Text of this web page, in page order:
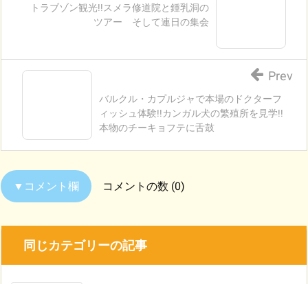
トラブゾン観光!!スメラ修道院と鍾乳洞の
ツアー そして連日の集会
バルクル・カプルジャで本場のドクターフ
ィッシュ体験!!カンガル犬の繁殖所を見学!!
本物のチーキョフテに舌鼓
Prev
コメントの数 (0)
同じカテゴリーの記事